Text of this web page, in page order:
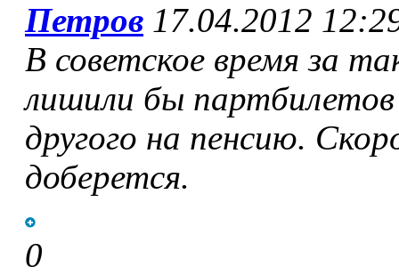
Петров 17.04.2012
В советское время за
лишили бы
другого на пенсию.
доберется.
0